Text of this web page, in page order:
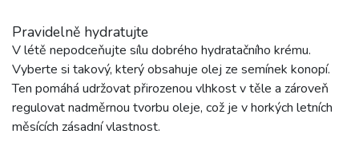
Pravidelně hydratujte
V létě nepodceňujte sílu dobrého hydratačního krému.
Vyberte si takový, který obsahuje olej ze semínek konopí.
Ten pomáhá udržovat přirozenou vlhkost v těle a zároveň
regulovat nadměrnou tvorbu oleje, což je v horkých letních
měsících zásadní vlastnost.